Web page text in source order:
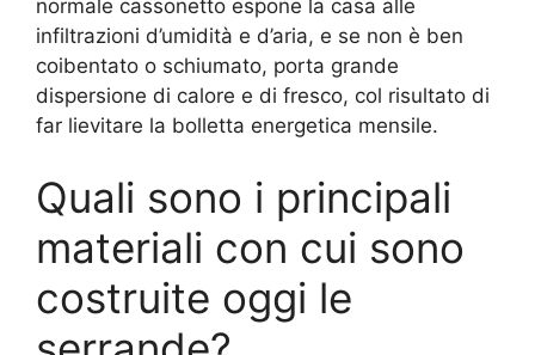
normale cassonetto espone la casa alle
infiltrazioni d’umidità e d’aria, e se non è ben
coibentato o schiumato, porta grande
dispersione di calore e di fresco, col risultato di
far lievitare la bolletta energetica mensile.
Quali sono i principali
materiali con cui sono
costruite oggi le